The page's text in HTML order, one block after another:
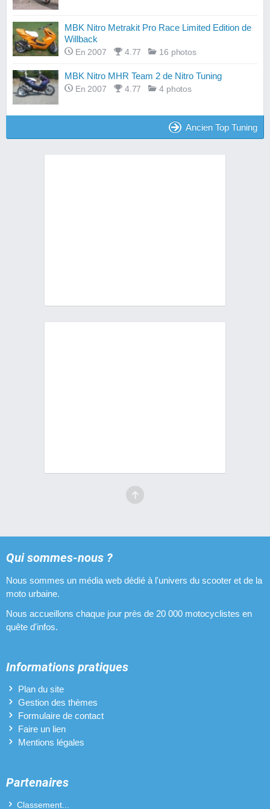
MBK Nitro Metrakit Pro Race Limited Edition de
Willback
En 2007 4.77 16 photos
MBK Nitro MHR Team 2 de Nitro Tuning
En 2007 4.77 4 photos
Ancien Top Tuning
Qui sommes-nous ?
Nous sommes un média web dédié à l'univers du scooter et de la
moto urbaine.
Nous accueillons chaque jour près de 20 000 motocyclistes en
quête d'infos.
Informations pratiques
Plan du site
Gestion des thèmes
Formulaire de contact
Faire un lien
Mentions légales
Partenaires
Classement...